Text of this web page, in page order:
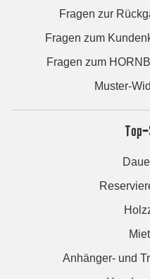
Fragen zur
Fragen zum
Fragen zum
Muster-
Anhänger- und